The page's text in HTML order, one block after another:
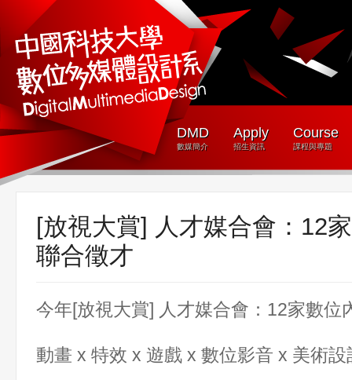
DMD
數媒簡介
Apply
招生資訊
Course
課程與專題
[放視大賞] 人才媒合會：12
聯合徵才
今年[放視大賞] 人才媒合會：12家數位
動畫 x 特效 x 遊戲 x 數位影音 x 美術